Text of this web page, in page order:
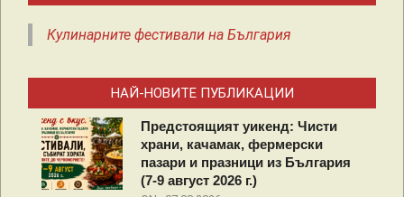
Кулинарните фестивали на България
НАЙ-НОВИТЕ ПУБЛИКАЦИИ
Предстоящият уикенд: Чисти
храни, качамак, фермерски
пазари и празници из България
(7-9 август 2026 г.)